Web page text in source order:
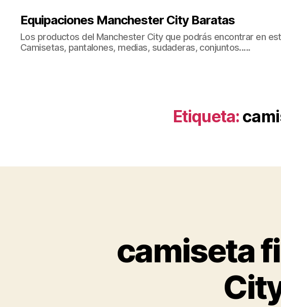
Equipaciones Manchester City Baratas
Los productos del Manchester City que podrás encontrar en
Camisetas, pantalones, medias, sudaderas, conjuntos.....
Etiqueta:
camiseta